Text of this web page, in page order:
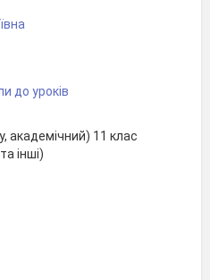
до уроків
академічний) 11 клас
інші)